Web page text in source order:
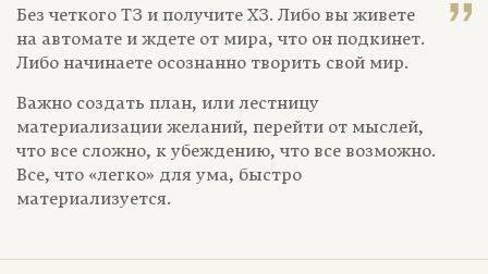
Без четкого ТЗ и получите ХЗ. Либо вы живете
на автомате и ждете от мира, что он подкинет.
Либо начинаете осознанно творить свой мир.
Важно создать план, или лестницу
материализации желаний, перейти от мыслей,
что все сложно, к убеждению, что все возможно.
Все, что «легко» для ума, быстро
материализуется.